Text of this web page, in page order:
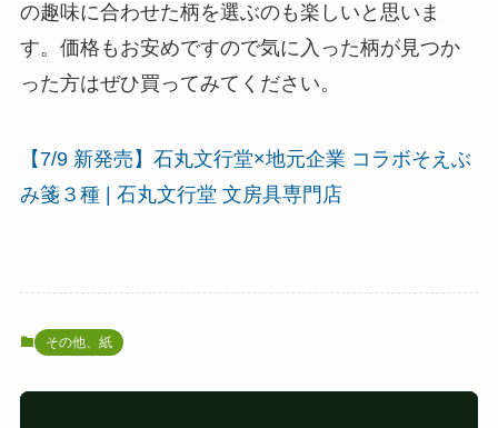
の趣味に合わせた柄を選ぶのも楽しいと思いま
す。価格もお安めですので気に入った柄が見つか
った方はぜひ買ってみてください。
【7/9 新発売】石丸文行堂×地元企業 コラボそえぶ
み箋３種 | 石丸文行堂 文房具専門店
その他、紙